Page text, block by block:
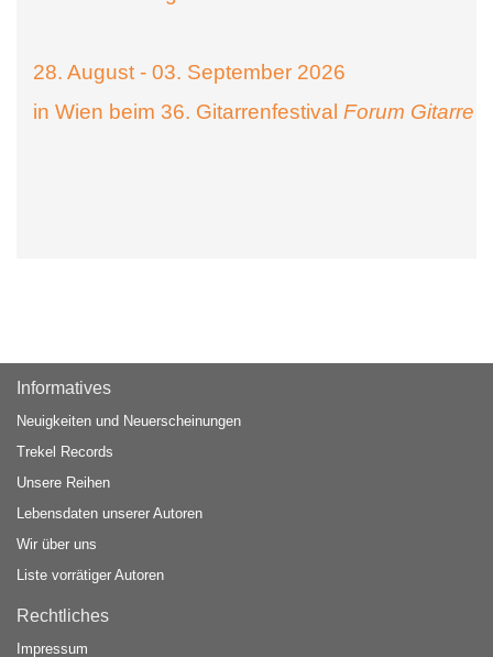
28. August - 03. September 2026
in Wien beim 36. Gitarrenfestival Forum Gitarre
Informatives
Neuigkeiten und Neuerscheinungen
Trekel Records
Unsere Reihen
Lebensdaten unserer Autoren
Wir über uns
Liste vorrätiger Autoren
Rechtliches
Impressum